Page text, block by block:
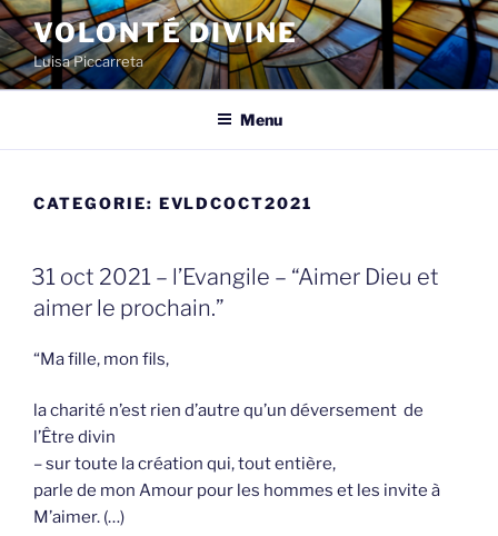
Spring
naar
de
inhoud
VOLONTÉ DIVINE
Luisa Piccarreta
Menu
CATEGORIE: EVLDCOCT2021
GEPLAATST
OP
31 oct 2021 – l’Evangile – “Aimer Dieu et
aimer le prochain.”
“Ma fille, mon fils,
la charité n’est rien d’autre qu’un déversement de
l’Être divin
– sur toute la création qui, tout entière,
parle de mon Amour pour les hommes et les invite à
M’aimer. (…)